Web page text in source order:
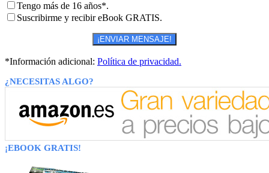
Tengo más de 16 años*.
Suscribirme y recibir eBook GRATIS.
*Información adicional: Política de privacidad.
¿NECESITAS ALGO?
¡EBOOK GRATIS!